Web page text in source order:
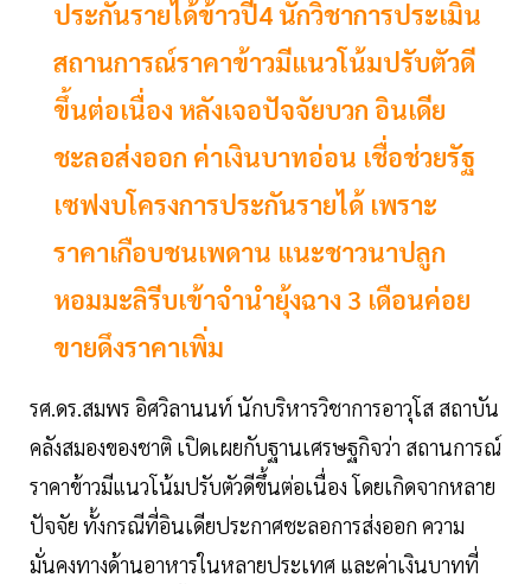
ประกันรายได้ข้าวปี4 นักวิชาการประเมิน
สถานการณ์ราคาข้าวมีแนวโน้มปรับตัวดี
ขึ้นต่อเนื่อง หลังเจอปัจจัยบวก อินเดีย
ชะลอส่งออก ค่าเงินบาทอ่อน เชื่อช่วยรัฐ
เซฟงบโครงการประกันรายได้ เพราะ
ราคาเกือบชนเพดาน แนะชาวนาปลูก
หอมมะลิรีบเข้าจำนำยุ้งฉาง 3 เดือนค่อย
ขายดึงราคาเพิ่ม
รศ.ดร.สมพร อิศวิลานนท์ นักบริหารวิชาการอาวุโส สถาบัน
คลังสมองของชาติ เปิดเผยกับฐานเศรษฐกิจว่า สถานการณ์
ราคาข้าวมีแนวโน้มปรับตัวดีขึ้นต่อเนื่อง โดยเกิดจากหลาย
ปัจจัย ทั้งกรณีที่อินเดียประกาศชะลอการส่งออก ความ
มั่นคงทางด้านอาหารในหลายประเทศ และค่าเงินบาทที่